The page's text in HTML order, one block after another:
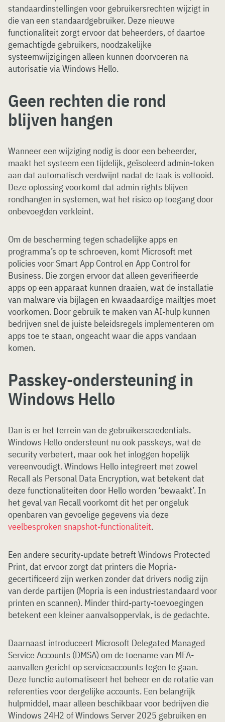
standaardinstellingen voor gebruikersrechten wijzigt in
die van een standaardgebruiker. Deze nieuwe
functionaliteit zorgt ervoor dat beheerders, of daartoe
gemachtigde gebruikers, noodzakelijke
systeemwijzigingen alleen kunnen doorvoeren na
autorisatie via Windows Hello.
Geen rechten die rond
blijven hangen
Wanneer een wijziging nodig is door een beheerder,
maakt het systeem een tijdelijk, geïsoleerd admin-token
aan dat automatisch verdwijnt nadat de taak is voltooid.
Deze oplossing voorkomt dat admin rights blijven
rondhangen in systemen, wat het risico op toegang door
onbevoegden verkleint.
Om de bescherming tegen schadelijke apps en
programma’s op te schroeven, komt Microsoft met
policies voor Smart App Control en App Control for
Business. Die zorgen ervoor dat alleen geverifieerde
apps op een apparaat kunnen draaien, wat de installatie
van malware via bijlagen en kwaadaardige mailtjes moet
voorkomen. Door gebruik te maken van AI-hulp kunnen
bedrijven snel de juiste beleidsregels implementeren om
apps toe te staan, ongeacht waar die apps vandaan
komen.
Passkey-ondersteuning in
Windows Hello
Dan is er het terrein van de gebruikerscredentials.
Windows Hello ondersteunt nu ook passkeys, wat de
security verbetert, maar ook het inloggen hopelijk
vereenvoudigt. Windows Hello integreert met zowel
Recall als Personal Data Encryption, wat betekent dat
deze functionaliteiten door Hello worden ‘bewaakt’. In
het geval van Recall voorkomt dit het per ongeluk
openbaren van gevoelige gegevens via deze
veelbesproken snapshot-functionaliteit.
Een andere security-update betreft Windows Protected
Print, dat ervoor zorgt dat printers die Mopria-
gecertificeerd zijn werken zonder dat drivers nodig zijn
van derde partijen (Mopria is een industriestandaard voor
printen en scannen). Minder third-party-toevoegingen
betekent een kleiner aanvalsoppervlak, is de gedachte.
Daarnaast introduceert Microsoft Delegated Managed
Service Accounts (DMSA) om de toename van MFA-
aanvallen gericht op serviceaccounts tegen te gaan.
Deze functie automatiseert het beheer en de rotatie van
referenties voor dergelijke accounts. Een belangrijk
hulpmiddel, maar alleen beschikbaar voor bedrijven die
Windows 24H2 of Windows Server 2025 gebruiken en